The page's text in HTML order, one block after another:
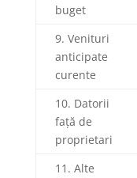
buget
9. Venituri
anticipate
curente
10. Datorii
față de
proprietari
11. Alte